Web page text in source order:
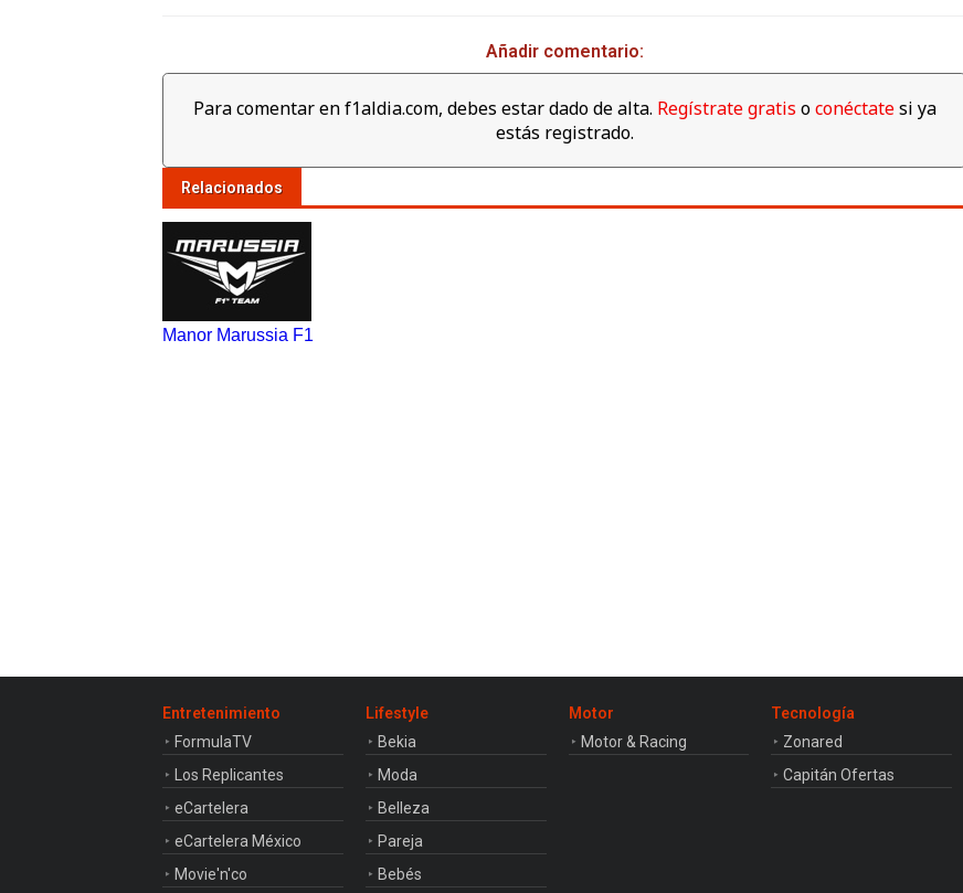
Añadir comentario:
Para comentar en f1aldia.com, debes estar dado de alta. Regístrate gratis oconéctatesi ya
estás registrado.
Relacionados
Manor Marussia F1
Entretenimiento
FormulaTV
Los Replicantes
eCartelera
eCartelera México
Movie'n'co
Lifestyle
Bekia
Moda
Belleza
Pareja
Bebés
Motor
Motor & Racing
Tecnología
Zonared
Capitán Ofertas